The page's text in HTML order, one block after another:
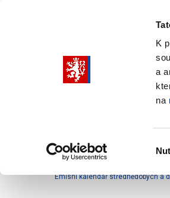
K
a
na
submenu
Emisní kalendář střednědobých a